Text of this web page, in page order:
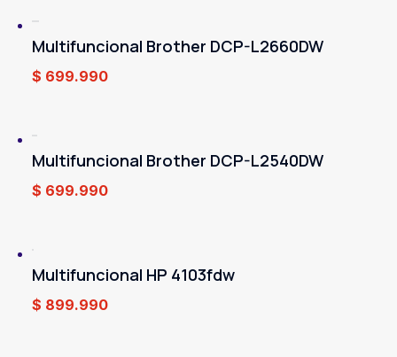
Multifuncional Brother DCP-L2660DW
$ 699.990
Multifuncional Brother DCP-L2540DW
$ 699.990
Multifuncional HP 4103fdw
$ 899.990